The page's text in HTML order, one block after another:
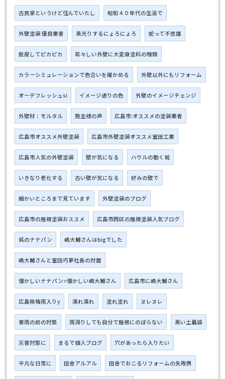
古民家というけど住んでいたし 昭和４０年代の生活で
外壁塗装 優良業者 黒光りするにょろにょろ 蛇って不思議
脱皮してピカピカ 若々しい外壁に大変身塗料の種類
カラーシミュレーションで色合いを確かめる 外壁以外にもリフォーム
オーデフレッシュsi イメージ通りの色 外壁のイメージチェンジ
外壁材：モルタル 施主様の声 広島市:オススメの塗装業者
広島市オススメ外壁塗装 広島市外壁塗装オススメ室田工業
広島市人気の外壁塗装 壁が気になる ハウルの動く城
いきなり老化する 古い壁が気になる 好みの壁で
細かいところまで見ています 外壁塗装のブログ
広島市の屋根塗装おススメ 広島市西区の屋根塗装人気ブログ
呉のナナパン 嶋大輔さんはbigでした
嶋大輔さんと室田巧夢社長の対面
懐かしいナナパン⭐懐かしい嶋大輔さん 広島市に嶋大輔さん
広島県梅雨入りy 濡れ濡れ 塗れ塗れ ヌレヌレ
豪雨の前の対策 雨漏りしても自分で屋根にのぼらない 黒い土嚢袋
災害対策に まるで個人ブログ 穴があったら入りたい
平凡な日常に 田舎アルアル 田舎でおこるリフォームの失敗例